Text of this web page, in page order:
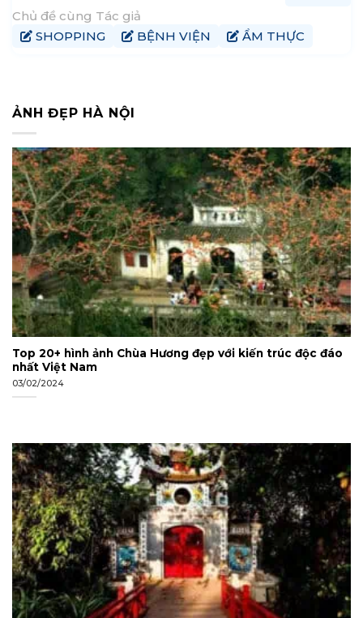
tri thức và tầm cao mới. Là một học sinh chuyên Văn,
Ngọc Anh không có tác giả yêu thích riêng, nhưng cuốn
Chủ đề cùng Tác giả
SHOPPING
BỆNH VIỆN ẨM THỰC
ẢNH ĐẸP HÀ NỘI
Top 20+ hình ảnh Chùa Hương đẹp với kiến trúc độc đáo
nhất Việt Nam
03/02/2024